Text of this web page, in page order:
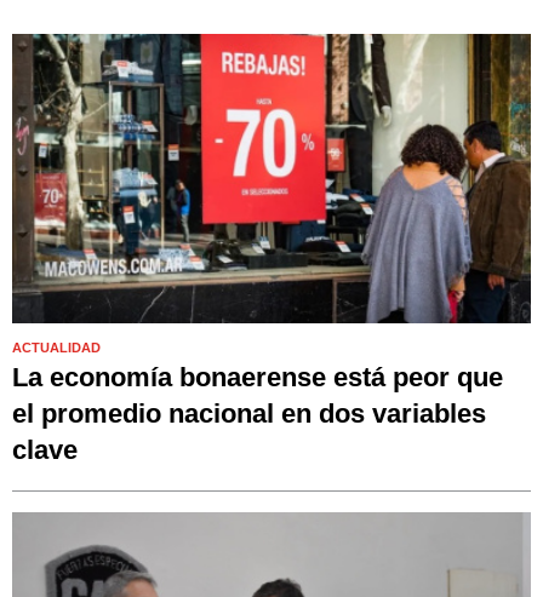
ACTUALIDAD
La economía bonaerense está peor que
el promedio nacional en dos variables
clave